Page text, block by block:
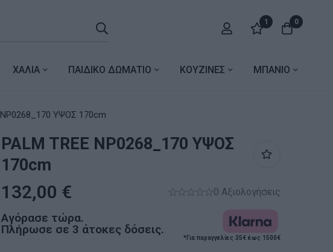
1 0
ΧΑΛΙΑ ΠΑΙΔΙΚΟ ΔΩΜΑΤΙΟ ΚΟΥΖΙΝΕΣ ΜΠΑΝΙΟ
PALM TREE NP0268_170 ΥΨΟΣ 170cm
PALM TREE NP0268_170 ΥΨΟΣ
170cm
132,00 € 0 Αξιολογήσεις
Αγόρασε τώρα.
Πλήρωσε σε 3 άτοκες δόσεις.
*Για παραγγελίες 35€ έως 1500€